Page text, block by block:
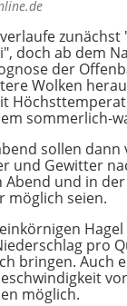
zunächst
doch ab dem
der
Wolken
sommerlich-
sollen dann
und Gewitter
und in
möglich seien.
pro
bringen. Auch
möglich.